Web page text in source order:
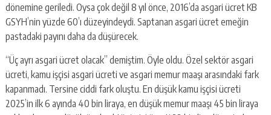
dönemine geriledi. Oysa çok değil 8 yıl önce, 2016’da asgari ücret KB
GSYH’nin yüzde 60’ı düzeyindeydi. Saptanan asgari ücret emeğin
pastadaki payını daha da düşürecek.
“Üç ayrı asgari ücret olacak” demiştim. Öyle oldu. Özel sektör asgari
ücreti, kamu işçisi asgari ücreti ve asgari memur maaşı arasındaki fark
kapanmadı. Tersine ciddi fark oluştu. En düşük kamu işçisi ücreti
2025’in ilk 6 ayında 40 bin liraya, en düşük memur maaşı 45 bin liraya